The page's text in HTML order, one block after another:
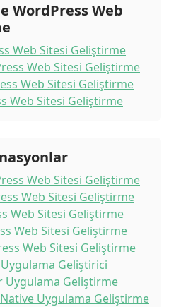
WordPress Web
Web Sitesi Geliştirme
Web Sitesi Geliştirme
Web Sitesi Geliştirme
Web Sitesi Geliştirme
Web Sitesi Geliştirme
Web Sitesi Geliştirme
Web Sitesi Geliştirme
Web Sitesi Geliştirme
Web Sitesi Geliştirme
Geliştirici
Uygulama Geliştirme
Uygulama Geliştirme